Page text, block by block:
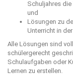
Schuljahres
und
Lösungen zu
Unterricht in
Alle Lösungen sind
schülergerecht
Schulaufgaben oder
Lernen zu erstellen.